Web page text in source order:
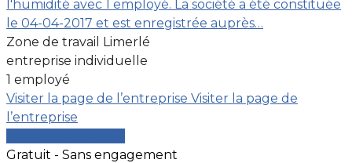
l'humidité avec 1 employé. La société a été constituée
le 04-04-2017 et est enregistrée auprès…
Zone de travail Limerlé
entreprise individuelle
1 employé
Visiter la page de l’entreprise Visiter la page de
l’entreprise
Gratuit - Sans engagement